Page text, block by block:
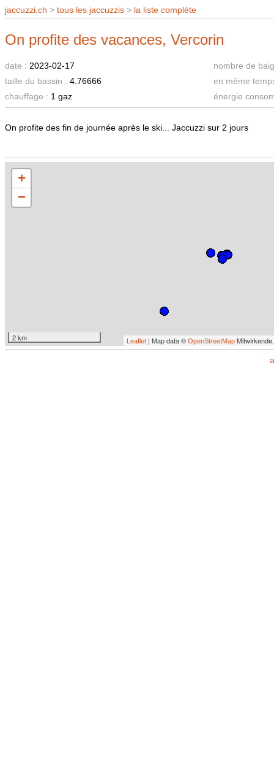
jaccuzzi.ch > tous les jaccuzzis > la liste complète
On profite des vacances, Vercorin
date : 2023-02-17
nombre de
taille du bassin : 4.76666
en même
chauffage : 1 gaz énergie
On profite des fin de journée après le ski... Jaccuzzi sur 2 jours
+
−
2 km Leaflet | Map data © OpenStreetMap